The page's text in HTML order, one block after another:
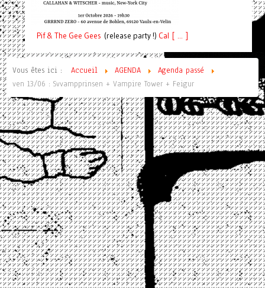
Pif& The Gee Gees (release party !) Cal [ ... ]
Vous êtes ici : Accueil AGENDA
Agenda passé
ven 13/06 : Svvampprinsen + Vampire Tower + Feigur